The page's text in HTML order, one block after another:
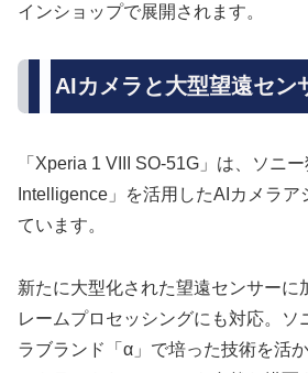
インショップで展開されます。
AIカメラと大型望遠セン
「Xperia 1 VIII SO-51G」は、ソニ
Intelligence」を活用したAIカメラア
ています。
新たに大型化された望遠センサーに
レームプロセッシングにも対応。ソ
ラブランド「α」で培った技術を活